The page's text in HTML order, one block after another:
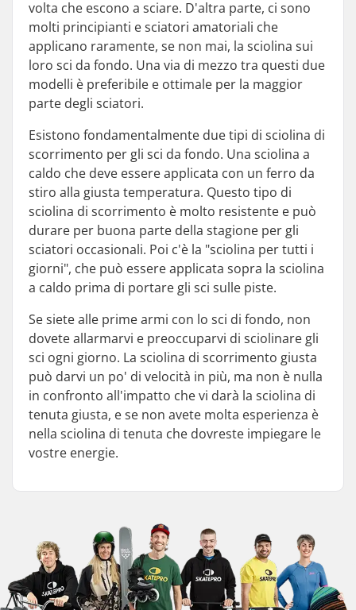
volta che escono a sciare. D'altra parte, ci sono
molti principianti e sciatori amatoriali che
applicano raramente, se non mai, la sciolina sui
loro sci da fondo. Una via di mezzo tra questi due
modelli è preferibile e ottimale per la maggior
parte degli sciatori.
Esistono fondamentalmente due tipi di sciolina di
scorrimento per gli sci da fondo. Una sciolina a
caldo che deve essere applicata con un ferro da
stiro alla giusta temperatura. Questo tipo di
sciolina di scorrimento è molto resistente e può
durare per buona parte della stagione per gli
sciatori occasionali. Poi c'è la "sciolina per tutti i
giorni", che può essere applicata sopra la sciolina
a caldo prima di portare gli sci sulle piste.
Se siete alle prime armi con lo sci di fondo, non
dovete allarmarvi e preoccuparvi di sciolinare gli
sci ogni giorno. La sciolina di scorrimento giusta
può darvi un po' di velocità in più, ma non è nulla
in confronto all'impatto che vi darà la sciolina di
tenuta giusta, e se non avete molta esperienza è
nella sciolina di tenuta che dovreste impiegare le
vostre energie.